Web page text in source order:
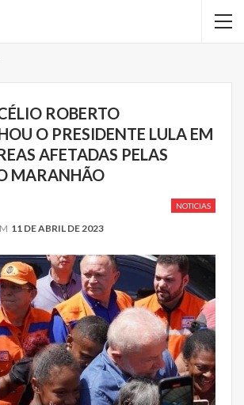
ROBERTO
O PRESIDENTE LULA EM
AFETADAS PELAS
MARANHÃO
NOTICIAS
11 DE ABRIL DE 2023